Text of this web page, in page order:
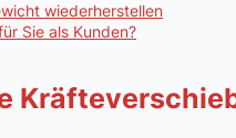
wiederherstellen
Sie als Kunden?